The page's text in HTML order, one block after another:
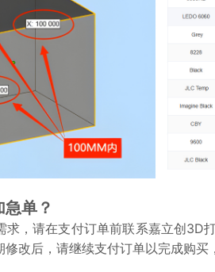
单？
求，请在支付订单前联系嘉立创3D
修改后，请继续支付订单以完成购买